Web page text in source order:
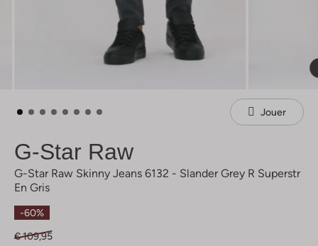
Jouer
G-Star Raw
G-Star Raw Skinny Jeans 6132 - Slander Grey R Superstr
En Gris
-60%
€ 109,95